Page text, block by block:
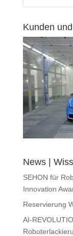
Kunden
News |
SEHON für
Innovation
Reservierung
AI-